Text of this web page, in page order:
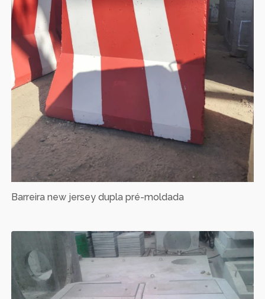
Barreira new jersey dupla pré-moldada